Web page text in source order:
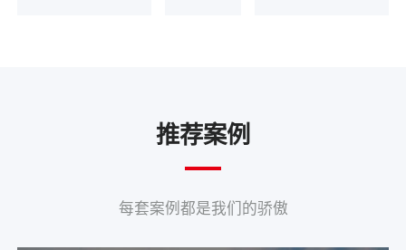
推荐案例
每套案例都是我们的骄傲